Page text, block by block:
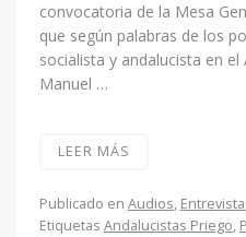
convocatoria de la Mesa
que según palabras de los
socialista y andalucista en
Manuel …
LEER MÁS
Publicado en Audios,
Etiquetas Andalucistas Priego,